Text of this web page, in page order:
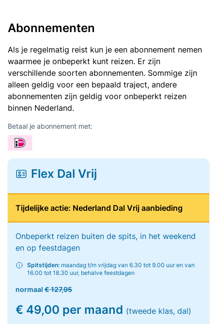
Abonnementen
Als je regelmatig reist kun je een abonnement nemen
waarmee je onbeperkt kunt reizen. Er zijn
verschillende soorten abonnementen. Sommige zijn
alleen geldig voor een bepaald traject, andere
abonnementen zijn geldig voor onbeperkt reizen
binnen Nederland.
Betaal je abonnement met:
Flex Dal Vrij
Tijdelijke actie: Nederland Dal Vrij aanbieding
Onbeperkt reizen buiten de spits, in het weekend
en op feestdagen
Spitstijden: maandag t/m vrijdag van 6.30 tot 9.00 uur en van
16.00 tot 18.30 uur, behalve feestdagen
normaal € 127,95
€ 49,00 per maand (tweede klas, dal)